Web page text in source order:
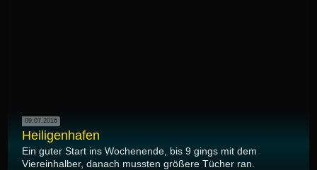
09.07.2016
Heiligenhafen
Ein guter Start ins Wochenende, bis 9 gings mit dem
Viereinhalber, danach mussten größere Tücher ran.